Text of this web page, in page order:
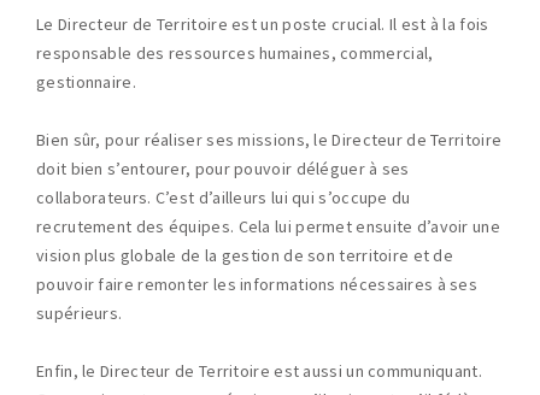
Le Directeur de Territoire est un poste crucial. Il est à la fois
responsable des ressources humaines, commercial,
gestionnaire.
Bien sûr, pour réaliser ses missions, le Directeur de Territoire
doit bien s’entourer, pour pouvoir déléguer à ses
collaborateurs. C’est d’ailleurs lui qui s’occupe du
recrutement des équipes. Cela lui permet ensuite d’avoir une
vision plus globale de la gestion de son territoire et de
pouvoir faire remonter les informations nécessaires à ses
supérieurs.
Enfin, le Directeur de Territoire est aussi un communiquant.